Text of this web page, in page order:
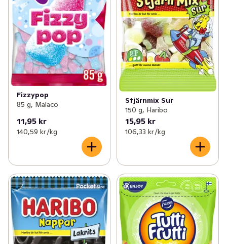
Fizzypop
85 g, Malaco
11,95 kr
140,59 kr /kg
Stjärnmix Sur
150 g, Haribo
15,95 kr
106,33 kr /kg